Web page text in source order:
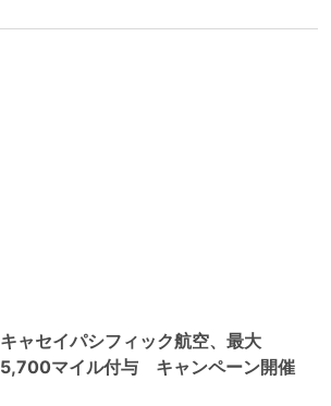
キャセイパシフィック航空、最大
5,700マイル付与 キャンペーン開催